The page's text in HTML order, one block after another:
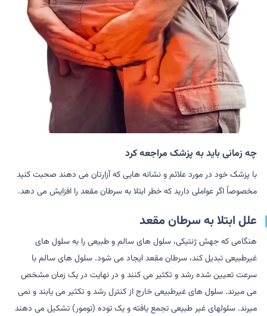
چه زمانی باید به پزشک مراجعه کرد
با پزشک خود در مورد علائم و نشانه هایی که آزارتان می دهند صحبت کنید
مخصوصاً اگر عواملی دارید که خطر ابتلا به سرطان مقعد را افزایش می دهد.
علل ابتلا به سرطان مقعد
هنگامی که جهش ژنتیکی، سلول های سالم و طبیعی را به سلول های
غیرطبیعی تبدیل کند، سرطان مقعد ایجاد می شود. سلول های سالم با
سرعت تعیین شده رشد و تکثیر می کنند و در نهایت در یک زمان مشخص
می میرند. سلول های غیرطبیعی خارج از کنترل رشد و تکثیر می یابند و نمی
میرند. سلولهای غیر طبیعی تجمع یافته و یک توده (تومور) تشکیل می دهند